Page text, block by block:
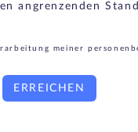
angrenzenden
meiner
ERREICHEN